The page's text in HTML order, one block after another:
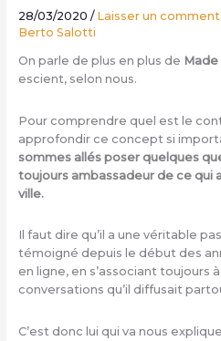
28/03/2020 / Laisser un
Berto Salotti
On parle de plus en plus de Made
escient, selon nous.
Pour comprendre quel est le
approfondir ce concept si
sommes allés poser quelques
toujours ambassadeur de ce qui
ville.
Il faut dire qu’il a une véritable
témoigné depuis le début des
en ligne, en s’associant toujours
conversations qu’il diffusait
C’est donc lui qui va nous